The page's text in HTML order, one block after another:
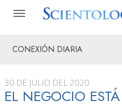
CONEXIÓN DIARIA
30 DE JULIO DEL 2020
EL NEGOCIO